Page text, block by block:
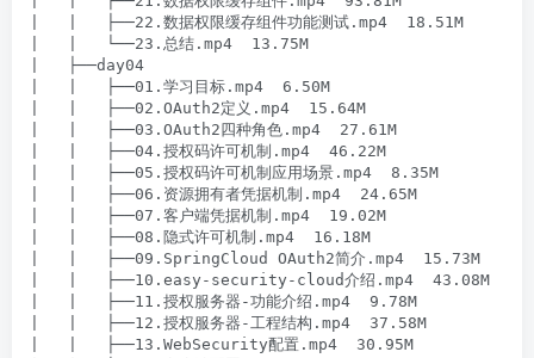
|   |   ├──22.数据权限缓存组件功能测试.mp4  18.51M
|   |   └──23.总结.mp4  13.75M
|   ├──day04
|   |   ├──01.学习目标.mp4  6.50M
|   |   ├──02.OAuth2定义.mp4  15.64M
|   |   ├──03.OAuth2四种角色.mp4  27.61M
|   |   ├──04.授权码许可机制.mp4  46.22M
|   |   ├──05.授权码许可机制应用场景.mp4  8.35M
|   |   ├──06.资源拥有者凭据机制.mp4  24.65M
|   |   ├──07.客户端凭据机制.mp4  19.02M
|   |   ├──08.隐式许可机制.mp4  16.18M
|   |   ├──09.SpringCloud OAuth2简介.mp4  15.73M
|   |   ├──10.easy-security-cloud介绍.mp4  43.08M
|   |   ├──11.授权服务器-功能介绍.mp4  9.78M
|   |   ├──12.授权服务器-工程结构.mp4  37.58M
|   |   ├──13.WebSecurity配置.mp4  30.95M